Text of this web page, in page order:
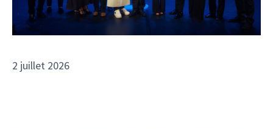
2 juillet 2026